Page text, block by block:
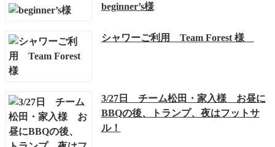
beginner’s様
シャワーご利用 Team Forest 様
3/27日 チーム松田・家入様 お昼に
BBQの後、トランプ、夜はフットサ
ル！